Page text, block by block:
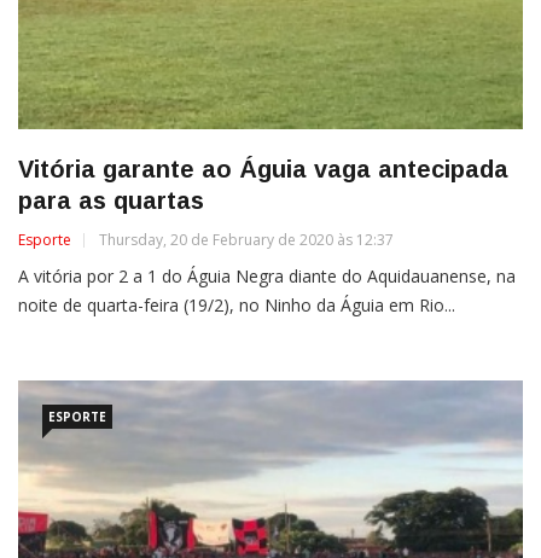
Vitória garante ao Águia vaga antecipada
para as quartas
Esporte Thursday, 20 de February de 2020 às 12:37
A vitória por 2 a 1 do Águia Negra diante do Aquidauanense, na
noite de quarta-feira (19/2), no Ninho da Águia em Rio...
ESPORTE